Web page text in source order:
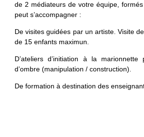
de 2 médiateurs de votre équipe,
peut s’accompagner :
De visites guidées par un artiste. Visite
de 15 enfants maximun.
D’ateliers d’initiation à la
d’ombre (manipulation / construction).
De formation à destination des